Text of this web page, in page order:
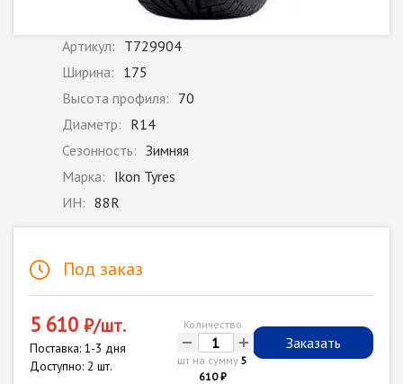
Артикул: T729904
Ширина: 175
Высота профиля: 70
Диаметр: R14
Сезонность: Зимняя
Марка: Ikon Tyres
ИН: 88R
Под заказ
5 610 ₽/шт.
Поставка: 1-3 дня
Доступно: 2 шт.
Количество
- +
шт на сумму5
610 ₽
Заказать